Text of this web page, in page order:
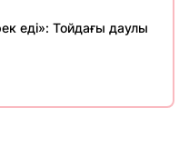
еді»: Тойдағы даулы